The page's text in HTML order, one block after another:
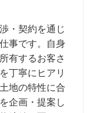
・契約を通じ
事です。自身
有するお客さ
丁寧にヒアリ
地の特性に合
企画・提案し